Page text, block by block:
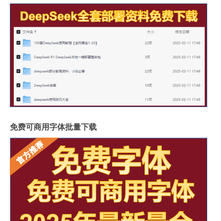
免费可商用字体批量下载